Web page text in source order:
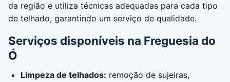
da região e utiliza técnicas adequadas para cada tipo
de telhado, garantindo um serviço de qualidade.
Serviços disponíveis na Freguesia do
Ó
Limpeza de telhados: remoção de sujeiras,